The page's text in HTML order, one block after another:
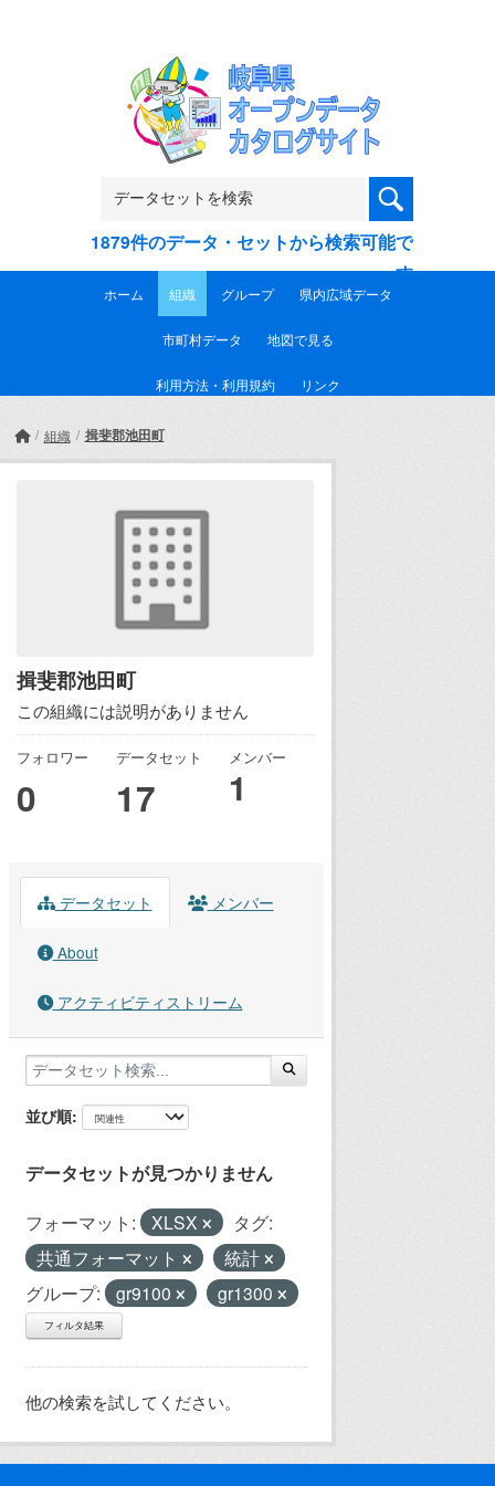
1879件のデータ・セットから検索可能で
す
ホーム 組織 グループ 県内広域データ
市町村データ 地図で見る
利用方法・利用規約 リンク
組織 揖斐郡池田町
揖斐郡池田町
この組織には説明がありません
フォロワー
0
データセット
17
メンバー
1
データセット メンバー
About
アクティビティストリーム
並び順
データセットが見つかりません
フォーマット: XLSX
タグ:
共通フォーマット
統計
グループ:
gr9100 gr1300
フィルタ結果
他の検索を試してください。